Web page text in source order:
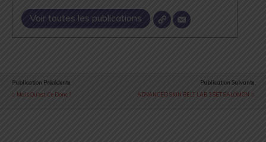
Voir toutes les publications
Publication Précédente
Mais Qu'est-Ce Donc ?
Publication Suivante
ADVANCED SKIN BELT LAB 3 SET SALOMON